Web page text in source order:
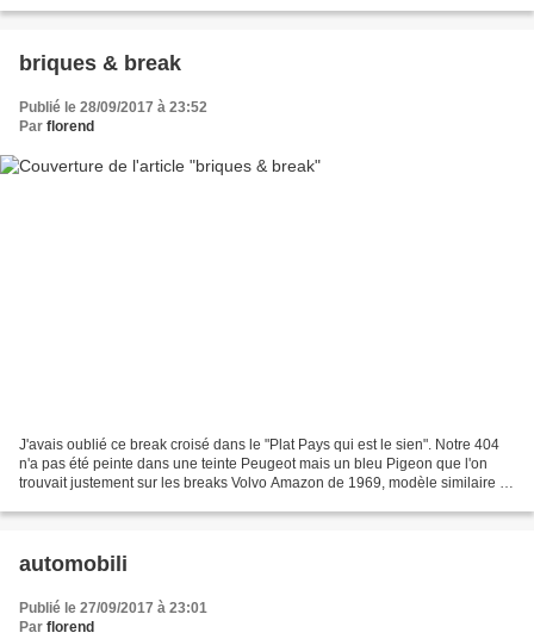
briques & break
Publié le 28/09/2017 à 23:52
Par florend
J'avais oublié ce break croisé dans le "Plat Pays qui est le sien". Notre 404
n'a pas été peinte dans une teinte Peugeot mais un bleu Pigeon que l'on
trouvait justement sur les breaks Volvo Amazon de 1969, modèle similaire à
automobili
Publié le 27/09/2017 à 23:01
Par florend